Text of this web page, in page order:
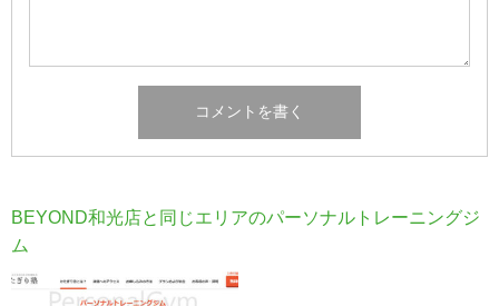
BEYOND和光店と同じエリアのパーソナルトレーニングジ
ム